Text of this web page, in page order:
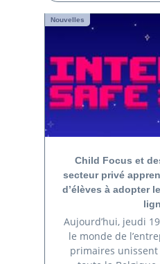
Nouvelles
Child Focus et
secteur privé
d’élèves à adopter
Aujourd’hui, jeudi
le monde de
primaires